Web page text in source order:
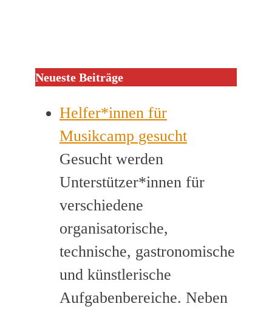
Neueste Beiträge
Helfer*innen für
Musikcamp gesucht
Gesucht werden
Unterstützer*innen für
verschiedene
organisatorische,
technische, gastronomische
und künstlerische
Aufgabenbereiche. Neben